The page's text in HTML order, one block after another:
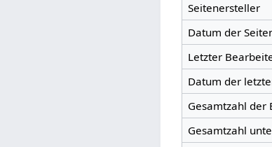
Seitenersteller
Datum der
Letzter
Datum der
Gesamtzahl der
Gesamtzahl